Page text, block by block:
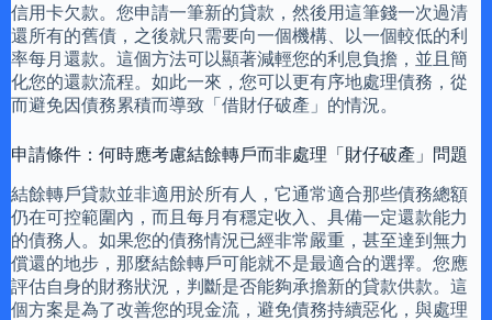
信用卡欠款。您申請一筆新的貸款，然後用這筆錢一次過清
還所有的舊債，之後就只需要向一個機構、以一個較低的利
率每月還款。這個方法可以顯著減輕您的利息負擔，並且簡
化您的還款流程。如此一來，您可以更有序地處理債務，從
而避免因債務累積而導致「借財仔破產」的情況。
申請條件：何時應考慮結餘轉戶而非處理「財仔破產」問題
結餘轉戶貸款並非適用於所有人，它通常適合那些債務總額
仍在可控範圍內，而且每月有穩定收入、具備一定還款能力
的債務人。如果您的債務情況已經非常嚴重，甚至達到無力
償還的地步，那麼結餘轉戶可能就不是最適合的選擇。您應
評估自身的財務狀況，判斷是否能夠承擔新的貸款供款。這
個方案是為了改善您的現金流，避免債務持續惡化，與處理